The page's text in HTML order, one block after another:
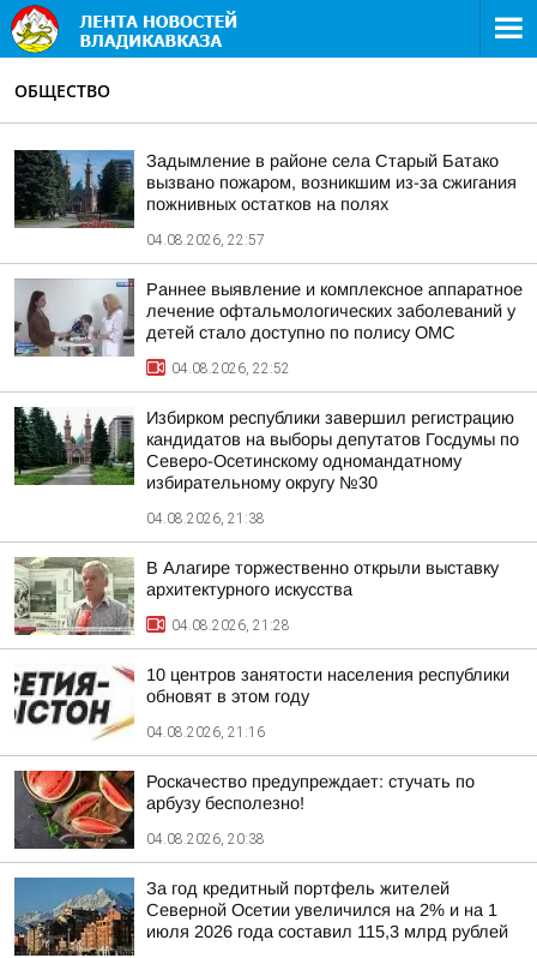
ОБЩЕСТВО
Задымление в районе села Старый Батако
вызвано пожаром, возникшим из-за сжигания
пожнивных остатков на полях
04.08.2026, 22:57
Раннее выявление и комплексное аппаратное
лечение офтальмологических заболеваний у
детей стало доступно по полису ОМС
04.08.2026, 22:52
Избирком республики завершил регистрацию
кандидатов на выборы депутатов Госдумы по
Северо-Осетинскому одномандатному
избирательному округу №30
04.08.2026, 21:38
В Алагире торжественно открыли выставку
архитектурного искусства
04.08.2026, 21:28
10 центров занятости населения республики
обновят в этом году
04.08.2026, 21:16
Роскачество предупреждает: стучать по
арбузу бесполезно!
04.08.2026, 20:38
За год кредитный портфель жителей
Северной Осетии увеличился на 2% и на 1
июля 2026 года составил 115,3 млрд рублей